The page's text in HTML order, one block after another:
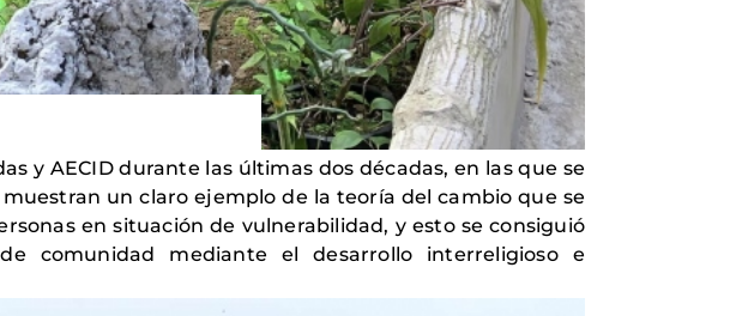
y AECID durante las últimas dos décadas, en las que se
un claro ejemplo de la teoría del cambio que se
en situación de vulnerabilidad, y esto se consiguió
comunidad mediante el desarrollo interreligioso e